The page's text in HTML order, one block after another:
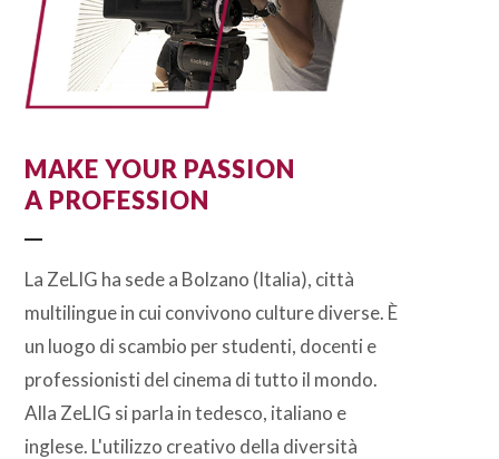
MAKE YOUR PASSION
A PROFESSION
La ZeLIG ha sede a Bolzano (Italia), città
multilingue in cui convivono culture diverse. È
un luogo di scambio per studenti, docenti e
professionisti del cinema di tutto il mondo.
Alla ZeLIG si parla in tedesco, italiano e
inglese. L'utilizzo creativo della diversità